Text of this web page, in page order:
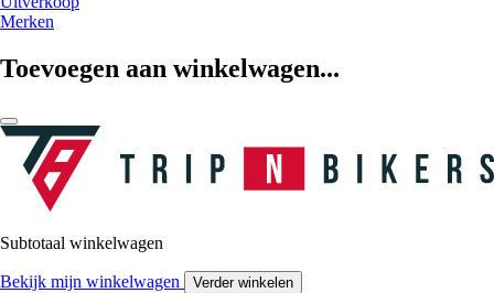
Merken
Toevoegen aan winkelwagen...
Subtotaal winkelwagen
Bekijk mijn winkelwagen Verder winkelen